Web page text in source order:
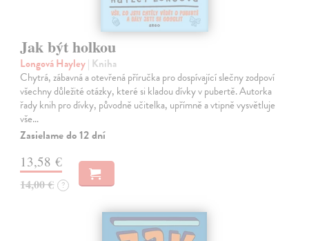
Jak být holkou
Longová Hayley| Kniha
Chytrá, zábavná a otevřená příručka pro dospívající slečny zodpoví
všechny důležité otázky, které si kladou dívky v pubertě. Autorka
řady knih pro dívky, původně učitelka, upřímně a vtipně vysvětluje
vše…
Zasielame do 12 dní
13,58 €
14,00 € ?